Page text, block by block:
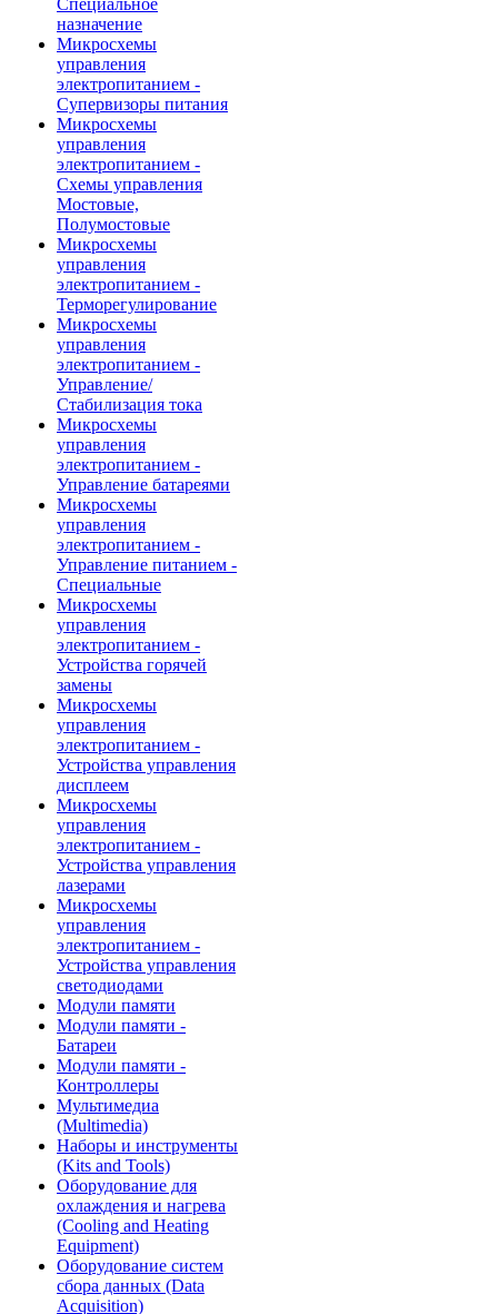
Специальное
назначение
Микросхемы
управления
электропитанием -
Супервизоры питания
Микросхемы
управления
электропитанием -
Схемы управления
Мостовые,
Полумостовые
Микросхемы
управления
электропитанием -
Терморегулирование
Микросхемы
управления
электропитанием -
Управление/
Стабилизация тока
Микросхемы
управления
электропитанием -
Управление батареями
Микросхемы
управления
электропитанием -
Управление питанием -
Специальные
Микросхемы
управления
электропитанием -
Устройства горячей
замены
Микросхемы
управления
электропитанием -
Устройства управления
дисплеем
Микросхемы
управления
электропитанием -
Устройства управления
лазерами
Микросхемы
управления
электропитанием -
Устройства управления
светодиодами
Модули памяти
Модули памяти -
Батареи
Модули памяти -
Контроллеры
Мультимедиа
(Multimedia)
Наборы и инструменты
(Kits and Tools)
Оборудование для
охлаждения и нагрева
(Cooling and Heating
Equipment)
Оборудование систем
сбора данных (Data
Acquisition)